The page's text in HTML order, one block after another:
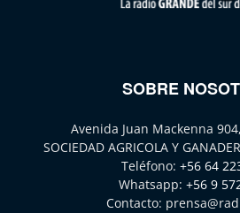
SOBRE
Avenida Juan Mackenna
SOCIEDAD AGRICOLA Y
Teléfono: +56 64
Whatsapp: +56 9
Contacto: